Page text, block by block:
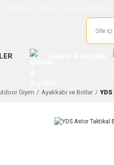
Giyim Ayakkabı ve Botlar